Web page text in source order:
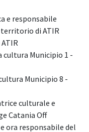
e responsabile
di ATIR
cultura Municipio 1 -
Municipio 8 -
culturale e
Catania Off
ora responsabile del